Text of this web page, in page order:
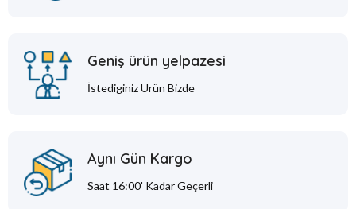
Geniş ürün yelpazesi
İstediginiz Ürün Bizde
Aynı Gün Kargo
Saat 16:00' Kadar Geçerli